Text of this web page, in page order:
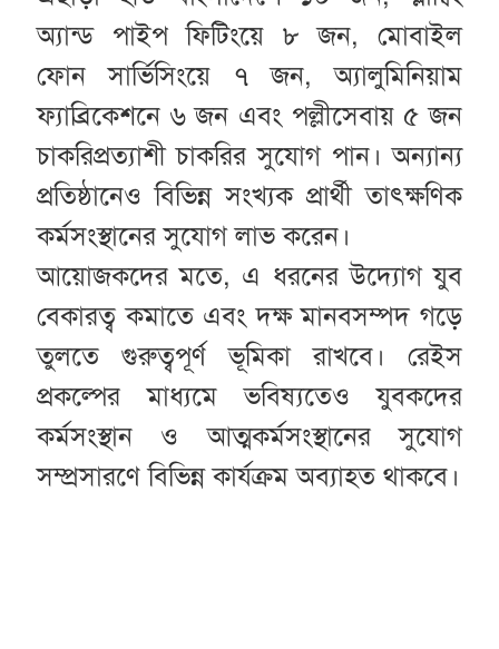
অ্যান্ড পাইপ ফিটিংয়ে ৮ জন, মোবাইল
ফোন সার্ভিসিংয়ে ৭ জন, অ্যালুমিনিয়াম
ফ্যাব্রিকেশনে ৬ জন এবং পল্লীসেবায় ৫ জন
চাকরিপ্রত্যাশী চাকরির সুযোগ পান। অন্যান্য
প্রতিষ্ঠানেও বিভিন্ন সংখ্যক প্রার্থী তাৎক্ষণিক
কর্মসংস্থানের সুযোগ লাভ করেন।
আয়োজকদের মতে, এ ধরনের উদ্যোগ যুব
বেকারত্ব কমাতে এবং দক্ষ মানবসম্পদ গড়ে
তুলতে গুরুত্বপূর্ণ ভূমিকা রাখবে। রেইস
প্রকল্পের মাধ্যমে ভবিষ্যতেও যুবকদের
কর্মসংস্থান ও আত্মকর্মসংস্থানের সুযোগ
সম্প্রসারণে বিভিন্ন কার্যক্রম অব্যাহত থাকবে।